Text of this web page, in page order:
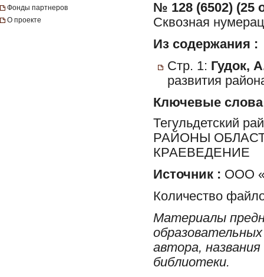
Фонды партнеров
О проекте
№ 128 (6502) (25
Сквозная
Из содержания :
Стр. 1: Гудок,
развития
Ключевые слова
Тегульдетский
РАЙОНЫ
КРАЕВЕДЕНИЕ
Источник : ООО
Количество
Материалы
автора,
библиотеки.